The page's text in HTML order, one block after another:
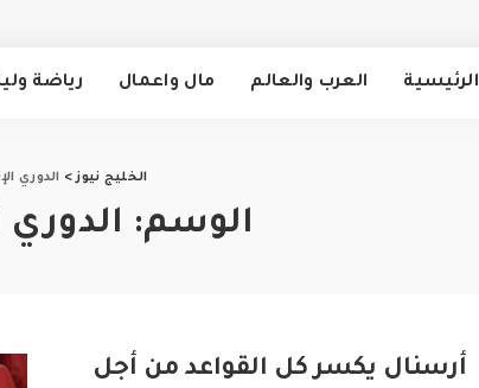
الرئيسية العرب والعالم مال واعمال رياضة
الخليج نيوز> الدوري
الوسم: الدوري
أرسنال يكسر كل القواعد من أجل